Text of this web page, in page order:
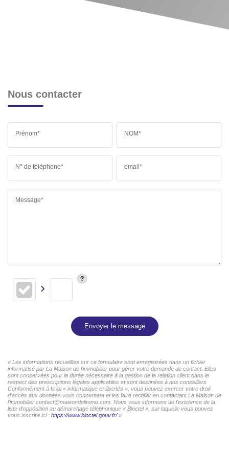
Nous contacter
Prénom* NOM*
N° de téléphone* email*
Message*
Envoyer le message
« Les informations recueillies sur ce formulaire sont enregistrées dans un fichier
informatisé par La Maison de l'immobilier pour gérer votre demande de contact. Elles
sont conservées pour la durée nécessaire à la gestion de la relation client dans le
respect des prescriptions légales applicables et sont destinées à nos conseillers
Conformément à la loi « informatique et libertés », vous pouvez exercer votre droit
d'accès aux données vous concernant et les faire rectifier en contactant La Maison de
l'immobilier contact@maisondelimmo.com. Nous vous informons de l'existence de la
liste d'opposition au démarchage téléphonique « Bloctel », sur laquelle vous pouvez
vous inscrire ici : https://www.bloctel.gouv.fr/»